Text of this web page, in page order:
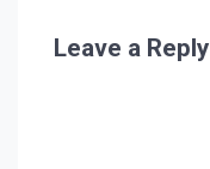
Leave a Reply